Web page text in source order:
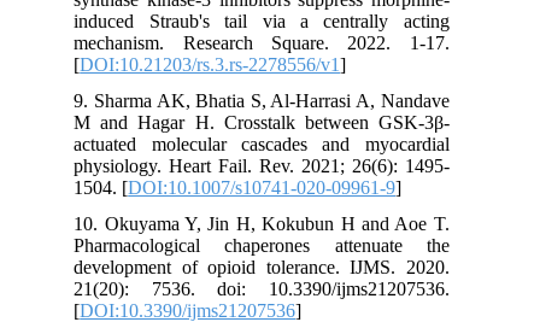
induced Straub's tail via a centrally acting
mechanism. Research Square. 2022. 1-17.
[DOI:10.21203/rs.3.rs-2278556/v1
9. Sharma AK, Bhatia S, Al-Harrasi A, Nandave
M and Hagar H. Crosstalk between GSK-3β-
actuated molecular cascades and myocardial
physiology. Heart Fail. Rev. 2021; 26(6): 1495-
1504. [DOI:10.1007/s10741-020-09961-9
10. Okuyama Y, Jin H, Kokubun H and Aoe T.
Pharmacological chaperones attenuate the
development of opioid tolerance. IJMS. 2020.
21(20): 7536. doi: 10.3390/ijms21207536.
[DOI:10.3390/ijms21207536